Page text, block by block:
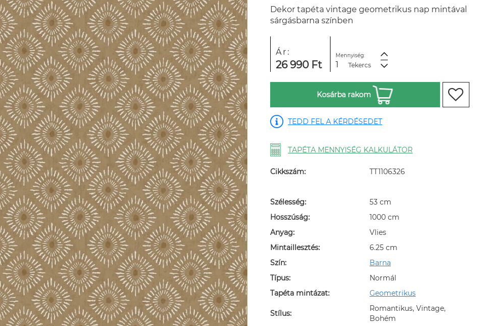
Dekor tapéta vintage geometrikus nap mintával
sárgásbarna színben
Ár:
26 990 Ft
Mennyiség:
Tekercs
Kosárba rakom
TEDD FEL A KÉRDÉSEDET
TAPÉTA MENNYISÉG KALKULÁTOR
Cikkszám: TT1106326
Szélesség:
53 cm
Hosszúság:
1000 cm
Anyag:
Vlies
Mintaillesztés:
6.25 cm
Szín:
Barna
Típus:
Normál
Tapéta mintázat:
Geometrikus
Stílus:
Romantikus, Vintage,
Bohém